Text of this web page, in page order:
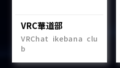
VRC華道部
VRChat ikebana clu
b